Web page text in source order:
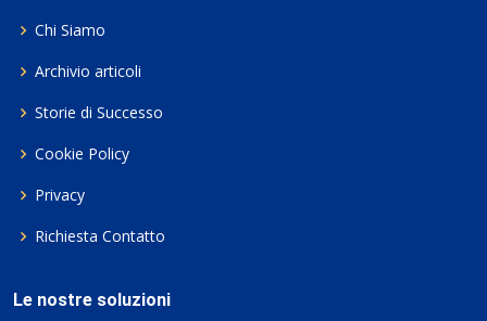
Chi Siamo
Archivio articoli
Storie di Successo
Cookie Policy
Privacy
Richiesta Contatto
Le nostre soluzioni